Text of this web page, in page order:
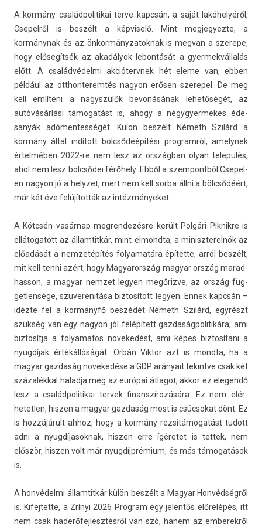
A kormány család­politikai terve kapcsán, a saját lakóhelyéről,
Csepel­ről is beszélt a kép­viselő. Mint meg­jegyez­te, a
kormánynak és az önkor­mányzatok­nak is meg­van a szerepe,
hogy elősegítsék az akadályok lebon­tását a gyer­mekvál­lalás
előtt. A családvédelmi ak­ciótervnek hét eleme van, ebben
például az otthon­terem­tés nagyon erősen szerepel. De meg
kell említeni a nagys­zülők bevonásának lehetőségét, az
autóvásárlási támogatást is, ahogy a négygyer­mekes éde­
sanyák adómen­tességét. Külön beszélt Németh Szilárd a
kormány által indított bölcsődeépítési pro­gram­ról, amelynek
értelmében 2022-re nem lesz az országban olyan település,
ahol nem lesz bölcsődei férőhely. Ebből a szem­pontból Csepel­
en nagyon jó a helyzet, mert nem kell sorba állni a bölcsődéért,
már két éve felújították az in­téz­ményeket.
A Kötcsén vasárnap meg­rendezés­re került Polgári Pik­nikre is
el­látogatott az állam­titkár, mint el­mondta, a miniszterel­nök az
előadását a nem­zetépítés folyamatára építette, arról beszélt,
mit kell tenni azért, hogy Magyarország magyar ország marad­
hasson, a magyar nem­zet legy­en megőrizve, az ország füg­
getlen­sége, szuverenitása bi­ztosított legy­en. Ennek kapcsán –
idézte fel a kormányfő beszédét Németh Szilárd, egyrészt
szükség van egy nagyon jól felépített gaz­daság­politikára, ami
bi­ztosít­ja a folyamatos növekedést, ami képes bi­ztosítani a
nyugdíjak értékállóságát. Orbán Vik­tor azt is mondta, ha a
magyar gaz­daság növekedése a GDP arányait tekintve csak két
százalékkal halad­ja meg az európai átlagot, akkor ez elegendő
lesz a család­politikai ter­vek fin­anszírozására. Ez nem elér­
hetetl­en, hisz­en a magyar gaz­daság most is csúc­sokat dönt. Ez
is hozzájárult ahhoz, hogy a kormány re­zsitámogatást tudott
adni a nyug­díjasok­nak, hisz­en erre ígéretet is tet­tek, nem
először, hisz­en volt már nyugdíjprémium, és más támogatások
is.
A honvédelmi állam­titkár külön beszélt a Magyar Honvédségről
is. Kifej­tette, a Zrínyi 2026 Pro­gram egy jelen­tős előrelépés, itt
nem csak haderőfej­lesztés­ről van szó, hanem az em­berek­ről